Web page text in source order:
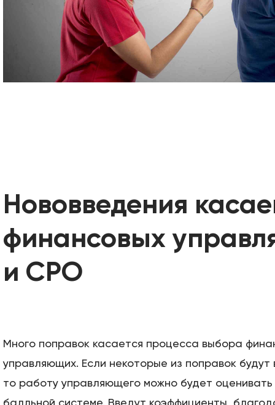
Нововведения
финансовых
и СРО
Много поправок касается процесса выбора
управляющих. Если некоторые из поправок будут
то работу управляющего можно будет оценивать